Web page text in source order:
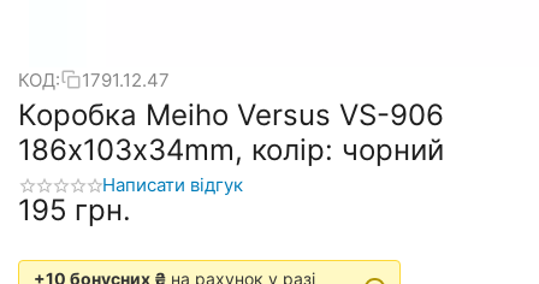
КОД: 1791.12.47
Коробка Meiho Versus VS-906
186х103х34mm, колір: чорний
Написати відгук
‍195‍ грн.
+10 бонусних ₴ на рахунок у разі